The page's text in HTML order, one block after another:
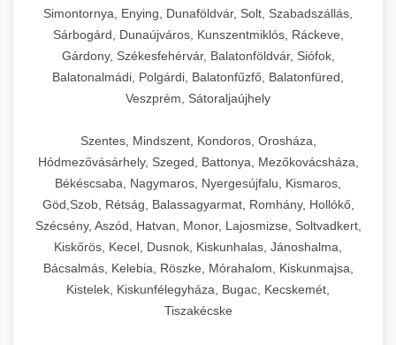
Simontornya, Enying, Dunaföldvár, Solt, Szabadszállás,
Sárbogárd, Dunaújváros, Kunszentmiklós, Ráckeve,
Gárdony, Székesfehérvár, Balatonföldvár, Siófok,
Balatonalmádi, Polgárdi, Balatonfűzfő, Balatonfüred,
Veszprém, Sátoraljaújhely
Szentes, Mindszent, Kondoros, Orosháza,
Hódmezővásárhely, Szeged, Battonya, Mezőkovácsháza,
Békéscsaba, Nagymaros, Nyergesújfalu, Kismaros,
Göd,Szob, Rétság, Balassagyarmat, Romhány, Hollókő,
Szécsény, Aszód, Hatvan, Monor, Lajosmizse, Soltvadkert,
Kiskőrös, Kecel, Dusnok, Kiskunhalas, Jánoshalma,
Bácsalmás, Kelebia, Röszke, Mórahalom, Kiskunmajsa,
Kistelek, Kiskunfélegyháza, Bugac, Kecskemét,
Tiszakécske